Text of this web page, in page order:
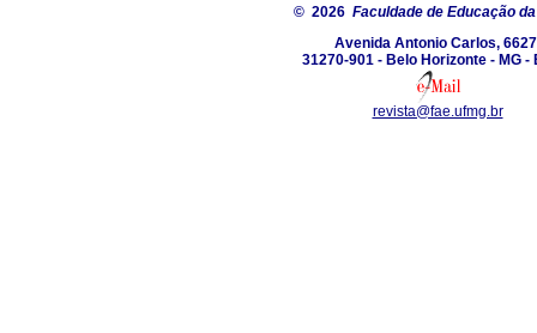
© 2026 Faculdade de Educação da
Avenida Antonio Carlos,
31270-901 - Belo Horizonte - MG -
revista@fae.ufmg.br